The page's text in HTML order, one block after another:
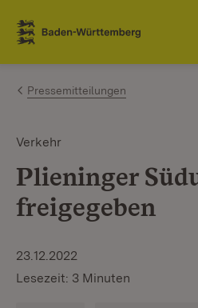
Zum Inhalt springen
Link zur Startseite
Pressemitteilungen
Verkehr
Plieninger
freigegeben
23.12.2022
Lesezeit: 3 Minuten